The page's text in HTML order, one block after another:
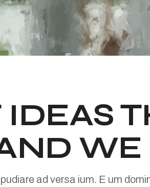
WE
ad versa ium. E um